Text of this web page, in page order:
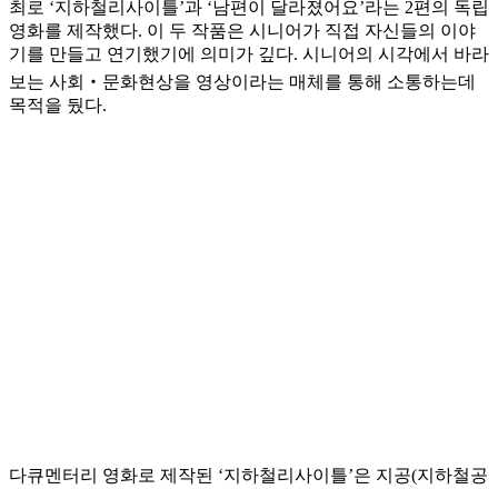
최로 ‘지하철리사이틀’과 ‘남편이 달라졌어요’라는 2편의 독립
영화를 제작했다. 이 두 작품은 시니어가 직접 자신들의 이야
기를 만들고 연기했기에 의미가 깊다. 시니어의 시각에서 바라
보는 사회‧문화현상을 영상이라는 매체를 통해 소통하는데
목적을 뒀다.
다큐멘터리 영화로 제작된 ‘지하철리사이틀’은 지공(지하철공